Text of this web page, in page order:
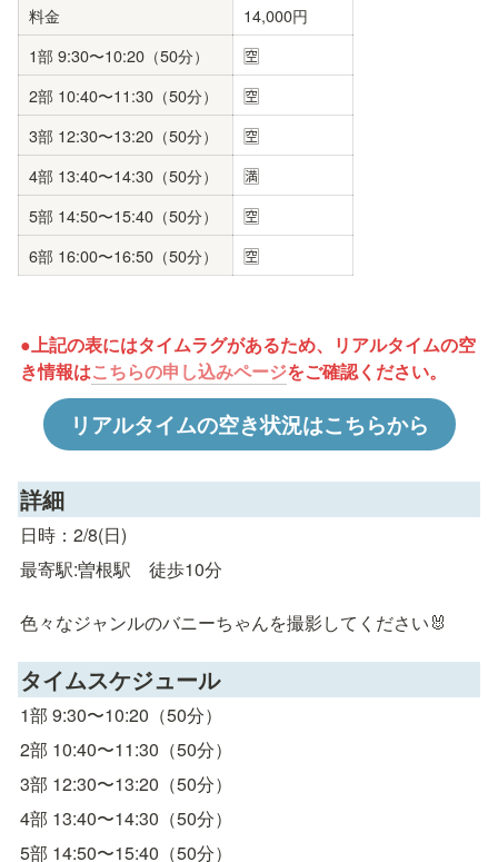
料金
14,000円
1部 9:30〜10:20（50分）
🈳
2部 10:40〜11:30（50分）
🈳
3部 12:30〜13:20（50分）
🈳
4部 13:40〜14:30（50分）
🈵
5部 14:50〜15:40（50分）
🈳
6部 16:00〜16:50（50分）
🈳
●上記の表にはタイムラグがあるため、リアルタイムの空
き情報はこちらの申し込みページをご確認ください。
リアルタイムの空き状況はこちらから
詳細
日時：2/8(日)
最寄駅:曽根駅　徒歩10分
色々なジャンルのバニーちゃんを撮影してください🐰
タイムスケジュール
1部 9:30〜10:20（50分）
2部 10:40〜11:30（50分）
3部 12:30〜13:20（50分）
4部 13:40〜14:30（50分）
5部 14:50〜15:40（50分）